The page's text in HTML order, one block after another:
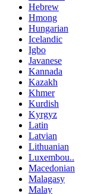
Hebrew
Hmong
Hungarian
Icelandic
Igbo
Javanese
Kannada
Kazakh
Khmer
Kurdish
Kyrgyz
Latin
Latvian
Lithuanian
Luxembou..
Macedonian
Malagasy
Malay